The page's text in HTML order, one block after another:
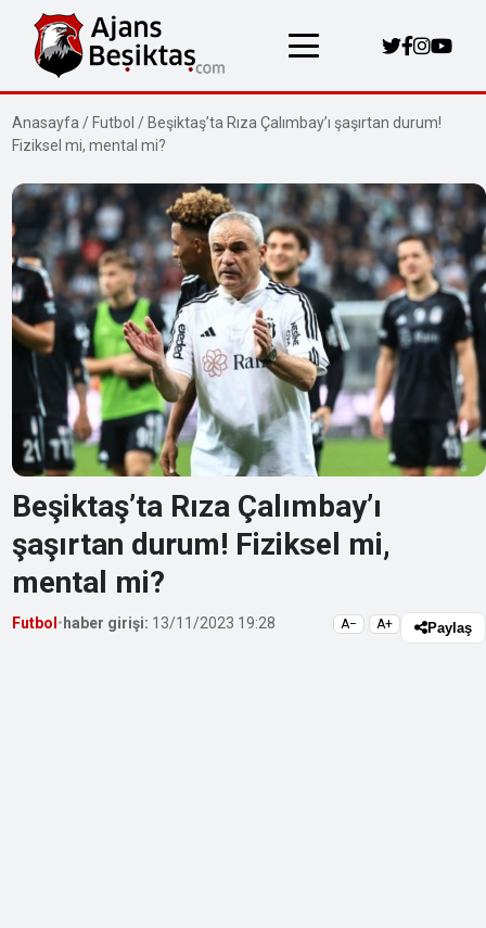
Anasayfa / Futbol / Beşiktaş’ta Rıza Çalımbay’ı şaşırtan durum!
Fiziksel mi, mental mi?
Beşiktaş’ta Rıza Çalımbay’ı
şaşırtan durum! Fiziksel mi,
mental mi?
Futbol • haber girişi: 13/11/2023 19:28 A− A+ Paylaş